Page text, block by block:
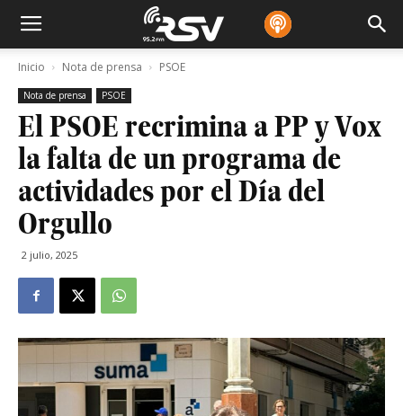
Inicio Nota de prensa PSOE
Nota de prensa PSOE
El PSOE recrimina a PP y Vox
la falta de un programa de
actividades por el Día del
Orgullo
2 julio, 2025